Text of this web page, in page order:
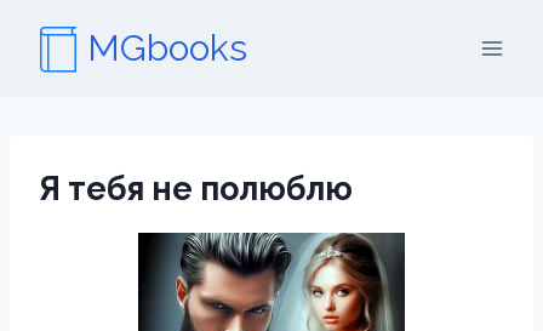
содержимому
MGbooks
Я тебя не полюблю